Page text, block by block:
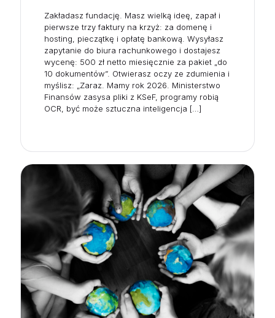
Zakładasz fundację. Masz wielką ideę, zapał i
pierwsze trzy faktury na krzyż: za domenę i
hosting, pieczątkę i opłatę bankową. Wysyłasz
zapytanie do biura rachunkowego i dostajesz
wycenę: 500 zł netto miesięcznie za pakiet „do
10 dokumentów”. Otwierasz oczy ze zdumienia i
myślisz: „Zaraz. Mamy rok 2026. Ministerstwo
Finansów zasysa pliki z KSeF, programy robią
OCR, być może sztuczna inteligencja […]